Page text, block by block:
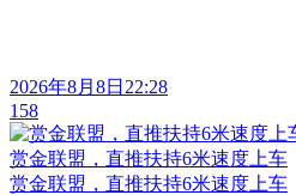
2026年8月8日22:28
158
赏金联盟，直推扶持6米速度上车
赏金联盟，直推扶持6米速度上车